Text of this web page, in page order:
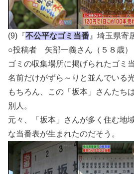
(9)『不公平なゴミ当番 』埼玉県寄
○投稿者 矢部一義さん（５８歳）
ゴミの収集場所に掲げられたゴミ
名前だけがずら～りと並んでいる光
もちろん、この「坂本」さんたち
別人。
元々、「坂本」さんが多く住む地
な当番表が生まれたのだそう。